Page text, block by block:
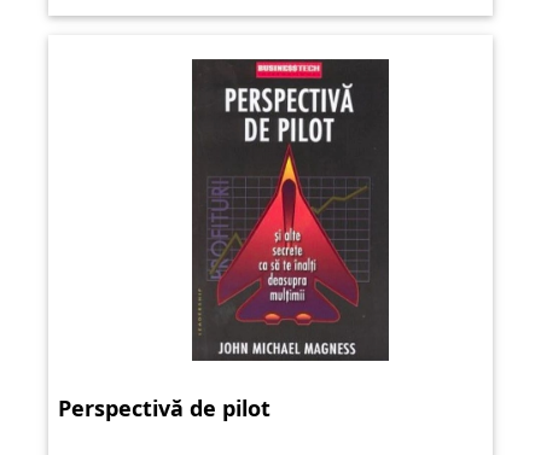
Perspectivă de pilot